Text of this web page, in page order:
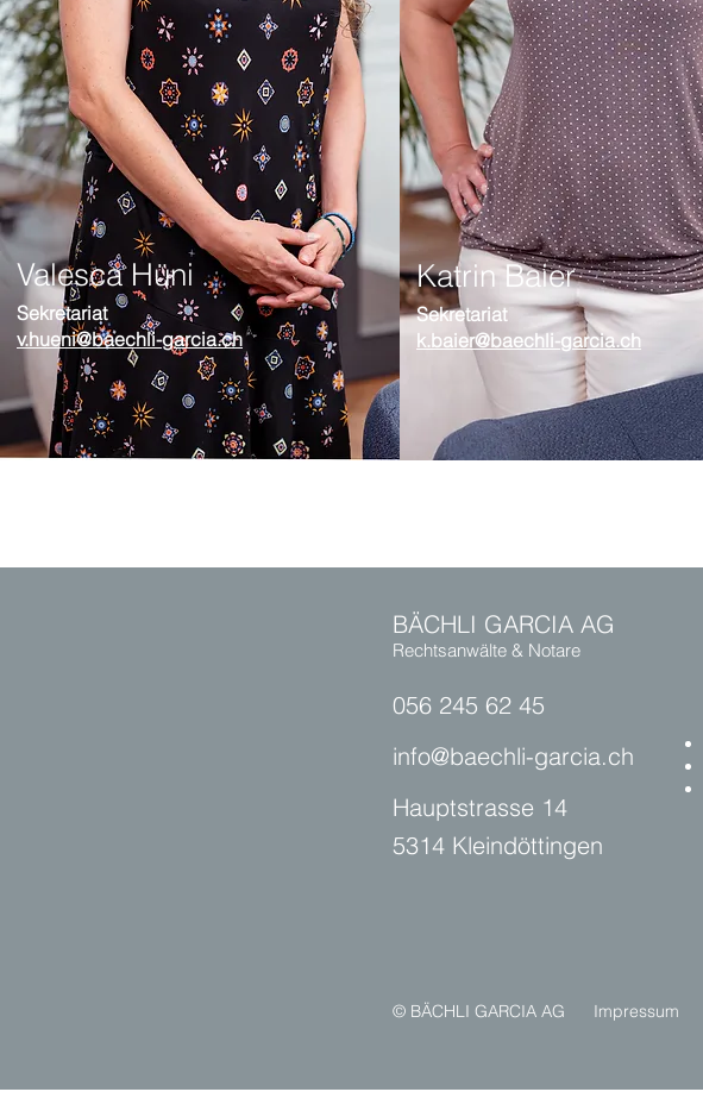
Valesca Hüni
Sekretariat
v.hueni@baechli-garcia.ch
Katrin Baier
Sekretariat
k.baier@baechli-garcia.ch
BÄCHLI GARCIA AG
Rechtsanwälte & Notare
056 245 62 45
info@baechli-garcia.ch
Hauptstrasse 14
5314 Kleindöttingen
© BÄCHLI GARCIA AG Impressum